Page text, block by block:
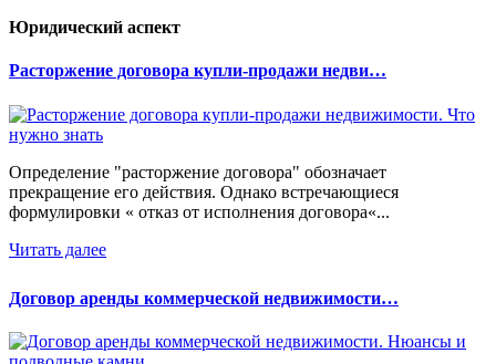
Юридический аспект
Расторжение договора купли-продажи недви…
Определение "расторжение договора" обозначает
прекращение его действия. Однако встречающиеся
формулировки « отказ от исполнения договора«...
Читать далее
Договор аренды коммерческой недвижимости…